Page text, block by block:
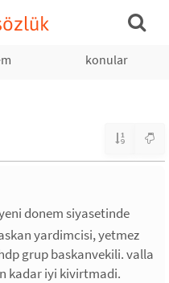
konular
donem siyasetinde
yardimcisi, yetmez
grup baskanvekili. valla
kadar iyi kivirtmadi.